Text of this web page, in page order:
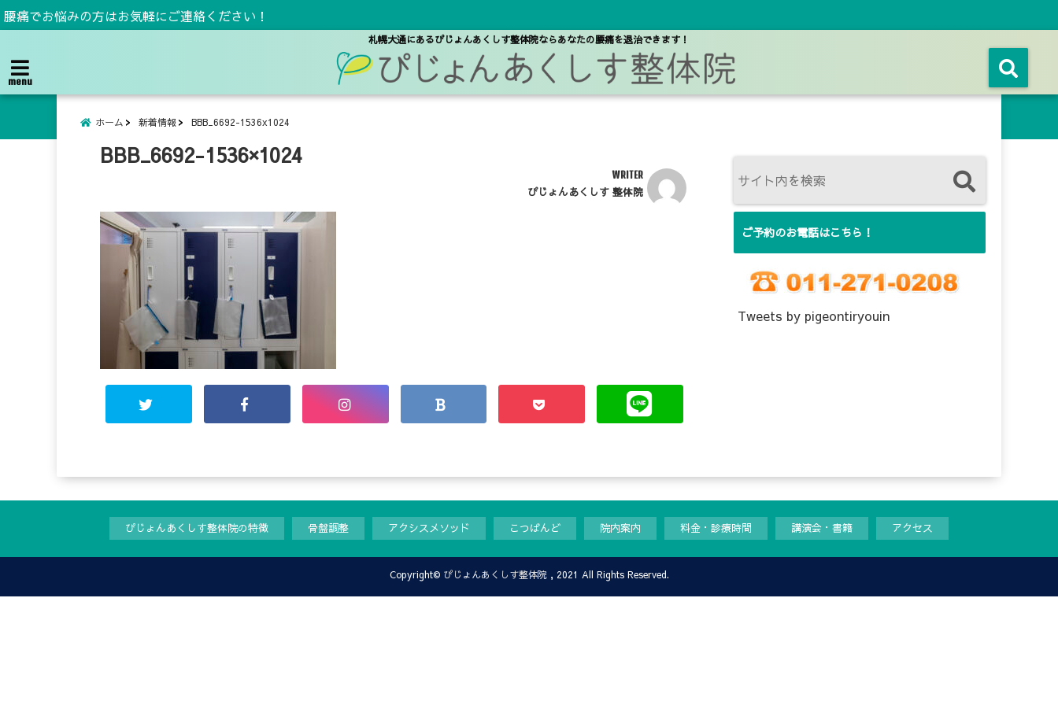
腰痛でお悩みの方はお気軽にご連絡ください！
札幌大通にあるぴじょんあくしす整体院ならあなたの腰痛を退治できます！
menu
ホーム 新着情報 BBB_6692-1536x1024
BBB_6692-1536×1024
WRITER
ぴじょんあくしす 整体院
ご予約のお電話はこちら！
Tweets by pigeontiryouin
ぴじょんあくしす整体院の特徴 骨盤調整 アクシスメソッド こつばんど 院内案内 料金・診療時間 講演会・書籍 アクセス
Copyright© ぴじょんあくしす整体院, 2021 All Rights Reserved.